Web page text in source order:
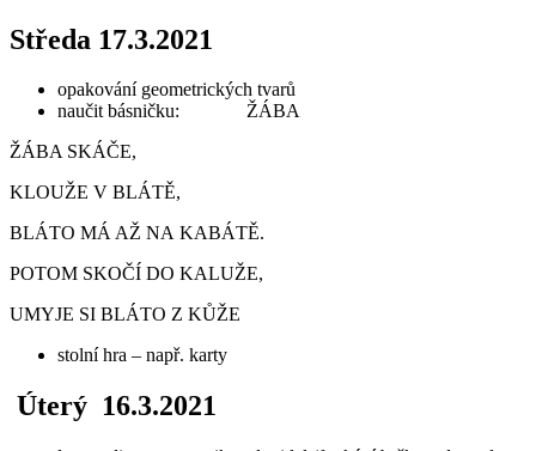
Středa 17.3.2021
opakování geometrických tvarů
naučit básničku: ŽÁBA
ŽÁBA SKÁČE,
KLOUŽE V BLÁTĚ,
BLÁTO MÁ AŽ NA KABÁTĚ.
POTOM SKOČÍ DO KALUŽE,
UMYJE SI BLÁTO Z KŮŽE
stolní hra – např. karty
Úterý 16.3.2021